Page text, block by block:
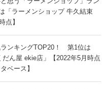
「ラーメンショップ 牛久結束
点】
ランキングTOP20！ 第1位は
だん屋 ekie店」【2022年5月時点
ベース】